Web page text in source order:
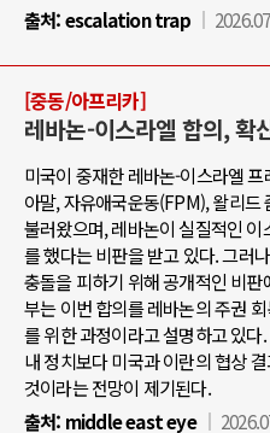
출처:escalation trap
[중동/아프리카]
레바논-이스라엘 합의, 확
미국이 중재한 레바논-이스라엘
아말, 자유애국운동(FPM), 왈리드
불러왔으며, 레바논이 실질적인
를 했다는 비판을 받고 있다. 그러
충돌을 피하기 위해 공개적인 비
부는 이번 합의를 레바논의 주권
를 위한 과정이라고 설명하고 있
내 정치보다 미국과 이란의 협상
것이라는 전망이 제기된다.
출처: middle east eye